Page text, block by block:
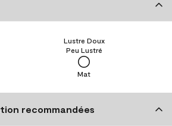
Mat
Peu Lustré
Lustre Doux
recommandées